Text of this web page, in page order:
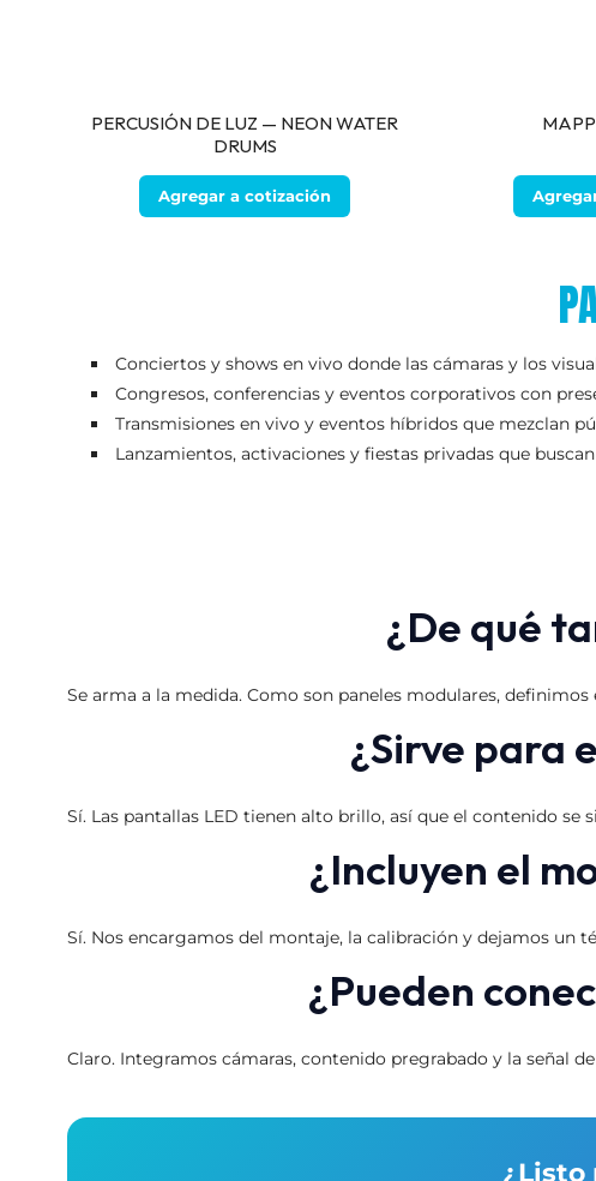
PERCUSIÓN DE LUZ — NEON WATER
DRUMS
Agregar a cotización
Conciertos y shows en vivo donde las cámaras y los
Congresos, conferencias y eventos corporativos con
Transmisiones en vivo y eventos híbridos que mezclan
Lanzamientos, activaciones y fiestas privadas que
¿De qué
Se arma a la medida. Como son paneles modulares,
¿Sirve para
Sí. Las pantallas LED tienen alto brillo, así que el contenido
¿Incluyen el
Sí. Nos encargamos del montaje, la calibración y dejamos un
¿Pueden
Claro. Integramos cámaras, contenido pregrabado y la señal
¿Listo